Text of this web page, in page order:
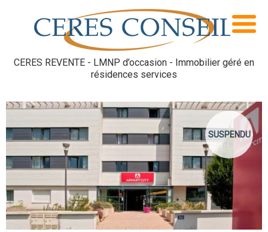
CERES REVENTE - LMNP d’occasion - Immobilier géré en
résidences services
SUSPENDU